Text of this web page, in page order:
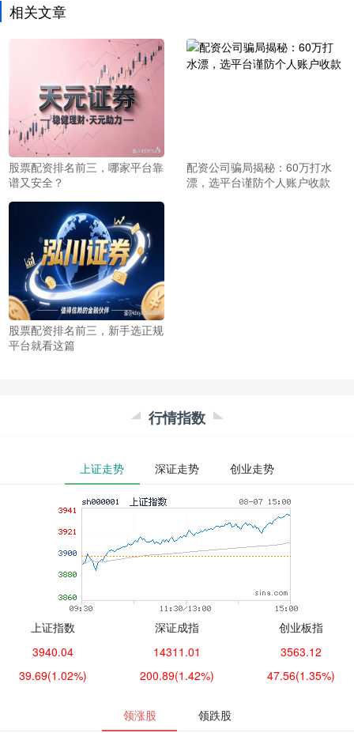
相关文章
股票配资排名前三，哪家平台靠
谱又安全？
配资公司骗局揭秘：60万打水
漂，选平台谨防个人账户收款
股票配资排名前三，新手选正规
平台就看这篇
行情指数
上证走势 深证走势 创业走势
上证指数
3940.04
39.69(1.02%)
深证成指
14311.01
200.89(1.42%)
创业板指
3563.12
47.56(1.35%)
领涨股 领跌股